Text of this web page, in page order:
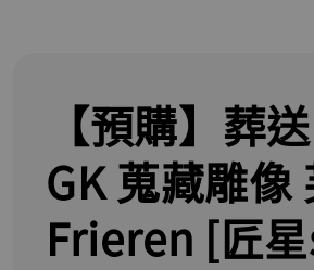
【預購】葬
GK 蒐藏雕像
Frieren [匠